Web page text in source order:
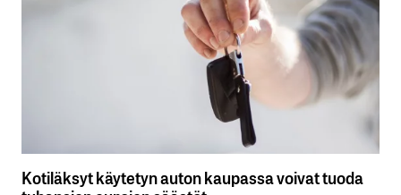
Kotiläksyt käytetyn auton kaupassa voivat tuoda